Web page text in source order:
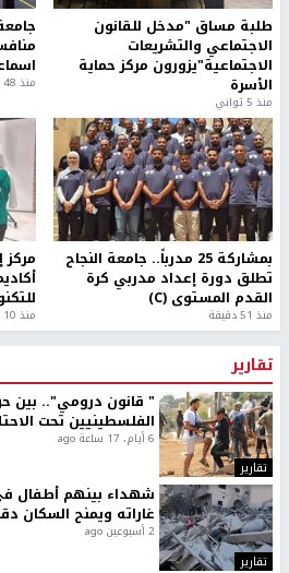
طلبة مساق "مدخل للقانون
الاجتماعي والتشريعات
الاجتماعية"يزورون مركز حماية
الأسرة
منذ 5 ثواني
منذ 48 دقيقة
بمشاركة 25 مدرباً.. جامعة النجاح
تطلق دورة إعداد مدربي كرة
القدم المستوى (C)
منذ 51 دقيقة منذ 10 دقيقة
تقارير
تقارير
" قانون درومي".. بين
الفلسطينيين تحت
6 أيام، 17 ساعة ago
تقارير
شهداء بينهم أطفال
غاراته ويمنح السكان
2 أسبوعين ago